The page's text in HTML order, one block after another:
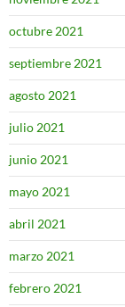
octubre 2021
septiembre 2021
agosto 2021
julio 2021
junio 2021
mayo 2021
abril 2021
marzo 2021
febrero 2021